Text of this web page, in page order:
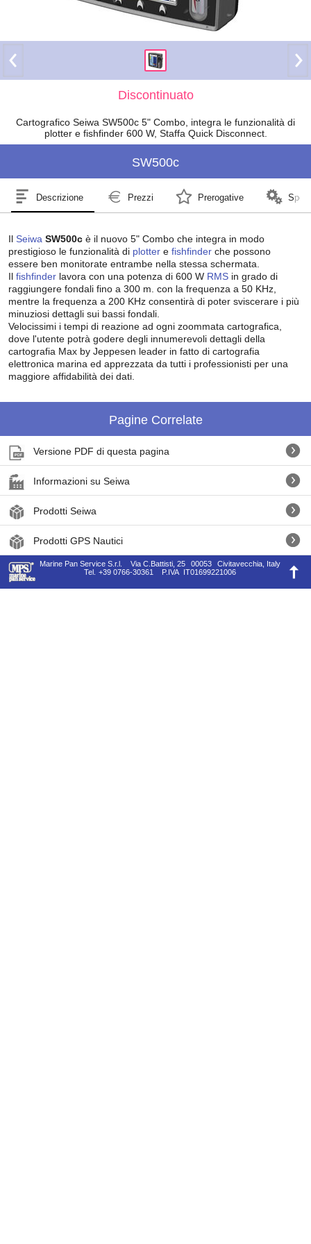
Discontinuato
Cartografico Seiwa SW500c 5" Combo, integra le funzionalità di
plotter e fishfinder 600 W, Staffa Quick Disconnect.
SW500c
Descrizione Prezzi Prerogative
Il Seiwa SW500c è il nuovo 5" Combo che integra in modo
prestigioso le funzionalità di plotter e fishfinder che possono
essere ben monitorate entrambe nella stessa schermata.
Il fishfinder lavora con una potenza di 600 W RMS in grado di
raggiungere fondali fino a 300 m. con la frequenza a 50 KHz,
mentre la frequenza a 200 KHz consentirà di poter sviscerare i più
minuziosi dettagli sui bassi fondali.
Velocissimi i tempi di reazione ad ogni zoommata cartografica,
dove l'utente potrà godere degli innumerevoli dettagli della
cartografia Max by Jeppesen leader in fatto di cartografia
elettronica marina ed apprezzata da tutti i professionisti per una
maggiore affidabilità dei dati.
Pagine Correlate
Versione PDF di questa pagina
Informazioni su Seiwa
Prodotti Seiwa
Prodotti GPS Nautici
Marine Pan Service S.r.l. Via C.Battisti, 25 00053
Civitavecchia, Italy
Tel.
+39 0766-30361 P.IVA IT01699221006